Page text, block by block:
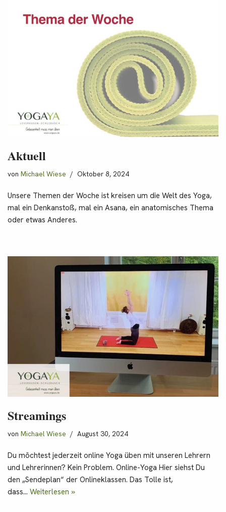
Aktuell
von Michael Wiese Oktober 8, 2024
Unsere Themen der Woche ist kreisen um die Welt des Yoga,
mal ein Denkanstoß, mal ein Asana, ein anatomisches Thema
oder etwas Anderes.
Streamings
von Michael Wiese August 30, 2024
Du möchtest jederzeit online Yoga üben mit unseren Lehrern
und Lehrerinnen? Kein Problem. Online-Yoga Hier siehst Du
den „Sendeplan“ der Onlineklassen. Das Tolle ist,
dass… Weiterlesen »